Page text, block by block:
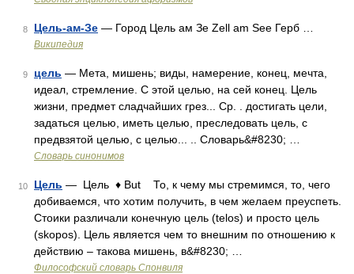
8 Цель-ам-Зе — Город Цель ам Зе Zell am See Герб …
Википедия
9 цель — Мета, мишень; виды, намерение, конец, мечта,
идеал, стремление. С этой целью, на сей конец. Цель
жизни, предмет сладчайших грез... Ср. . достигать цели,
задаться целью, иметь целью, преследовать цель, с
предвзятой целью, с целью... .. Словарь&#8230; …
Словарь синонимов
10 Цель — Цель ♦ But То, к чему мы стремимся, то, чего
добиваемся, что хотим получить, в чем желаем преуспеть.
Стоики различали конечную цель (telos) и просто цель
(skopos). Цель является чем то внешним по отношению к
действию – такова мишень, в&#8230; …
Философский словарь Спонвиля